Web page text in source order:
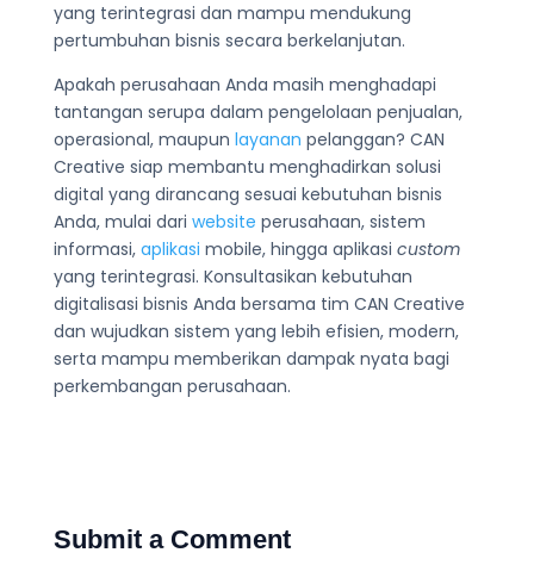
yang terintegrasi dan mampu mendukung
pertumbuhan bisnis secara berkelanjutan.
Apakah perusahaan Anda masih menghadapi
tantangan serupa dalam pengelolaan penjualan,
operasional, maupun layanan pelanggan? CAN
Creative siap membantu menghadirkan solusi
digital yang dirancang sesuai kebutuhan bisnis
Anda, mulai dari website perusahaan, sistem
informasi, aplikasi mobile, hingga aplikasi custom
yang terintegrasi. Konsultasikan kebutuhan
digitalisasi bisnis Anda bersama tim CAN Creative
dan wujudkan sistem yang lebih efisien, modern,
serta mampu memberikan dampak nyata bagi
perkembangan perusahaan.
Submit a Comment